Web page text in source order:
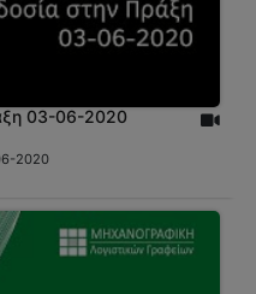
03-06-2020
2020